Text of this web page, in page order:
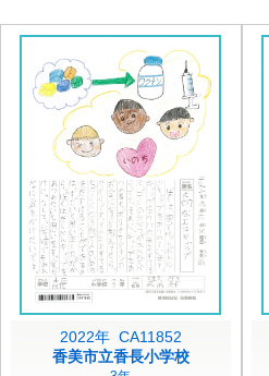
2022年 CA11852
香美市立香長小学校